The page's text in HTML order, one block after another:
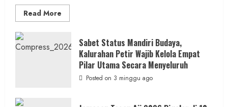
Read More
more
Tokoh
Nasional,
Ruwatan
Ageng
Petilasan
Sendangwangi
Sabet Status Mandiri Budaya,
Kalurahan Petir Wajib Kelola Empat
Pilar Utama Secara Menyeluruh
Posted on 3 minggu ago